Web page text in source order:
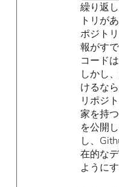
繰り返
トリが
ポジト
報がす
コード
しかし
けるな
リポジ
家を持
を公開
し、
在的な
ように